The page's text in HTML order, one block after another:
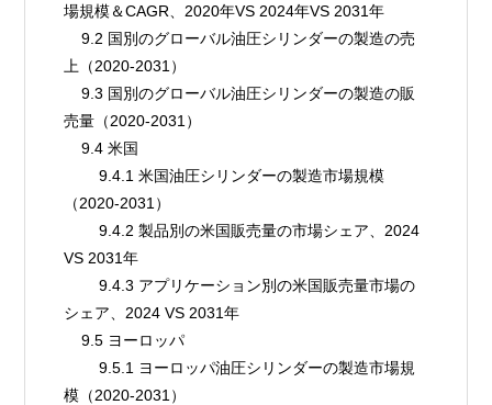
場規模＆CAGR、2020年VS 2024年VS 2031年
    9.2 国別のグローバル油圧シリンダーの製造の売
上（2020-2031）
    9.3 国別のグローバル油圧シリンダーの製造の販
売量（2020-2031）
    9.4 米国
        9.4.1 米国油圧シリンダーの製造市場規模
（2020-2031）
        9.4.2 製品別の米国販売量の市場シェア、2024
VS 2031年
        9.4.3 アプリケーション別の米国販売量市場の
シェア、2024 VS 2031年
    9.5 ヨーロッパ
        9.5.1 ヨーロッパ油圧シリンダーの製造市場規
模（2020-2031）